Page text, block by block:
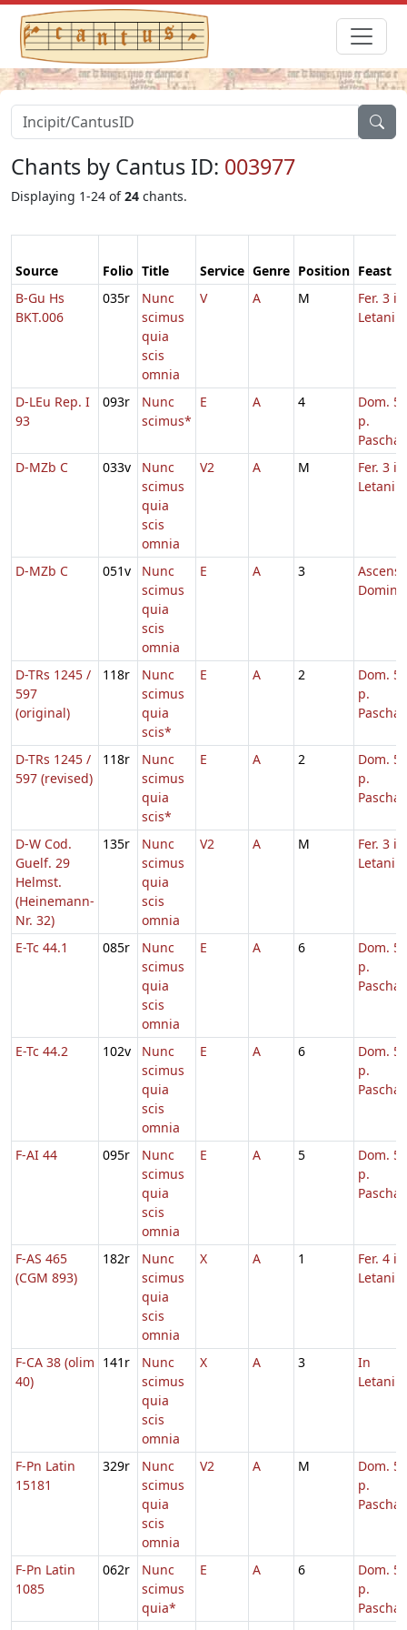
Chants by Cantus ID: 003977
Displaying 1-24 of24 chants.
Source Folio Title Service Genre Position Feast
B-Gu Hs
BKT.006
035r
Nunc
scimus
quia
scis
omnia
V A M
Fer. 3 in
Letaniis
D-LEu Rep. I
93
093r
Nunc
scimus*
E A 4
Dom. 5
p.
Pascha
D-MZb C
033v
Nunc
scimus
quia
scis
omnia
V2 A M
Fer. 3 in
Letaniis
D-MZb C 051v
Nunc
scimus
quia
scis
omnia
E A 3
D-TRs 1245 /
597
(original)
118r
Nunc
scimus
quia
scis*
E A 2
Dom. 5
p.
Pascha
D-TRs 1245 /
597 (revised)
118r
Nunc
scimus
quia
scis*
E A 2
Dom. 5
p.
Pascha
D-W Cod.
Guelf. 29
Helmst.
(Heinemann-
Nr. 32)
135r
Nunc
scimus
quia
scis
omnia
V2 A M
Fer. 3 in
Letaniis
E-Tc 44.1 085r
Nunc
scimus
quia
scis
omnia
E A 6
Dom. 5
p.
Pascha
E-Tc 44.2 102v
Nunc
scimus
quia
scis
omnia
E A 6
Dom. 5
p.
Pascha
F-AI 44 095r
Nunc
scimus
quia
scis
omnia
E A 5
Dom. 5
p.
Pascha
F-AS 465
(CGM 893)
182r
Nunc
scimus
quia
scis
omnia
X A 1
Fer. 4 in
Letaniis
F-CA 38 (olim
40)
141r
Nunc
scimus
quia
scis
omnia
X A 3
In
Letaniis
F-Pn Latin
15181
329r
Nunc
scimus
quia
scis
omnia
V2 A M
Dom. 5
p.
Pascha
F-Pn Latin
1085
062r
Nunc
scimus
quia*
E A 6
Dom. 5
p.
Pascha